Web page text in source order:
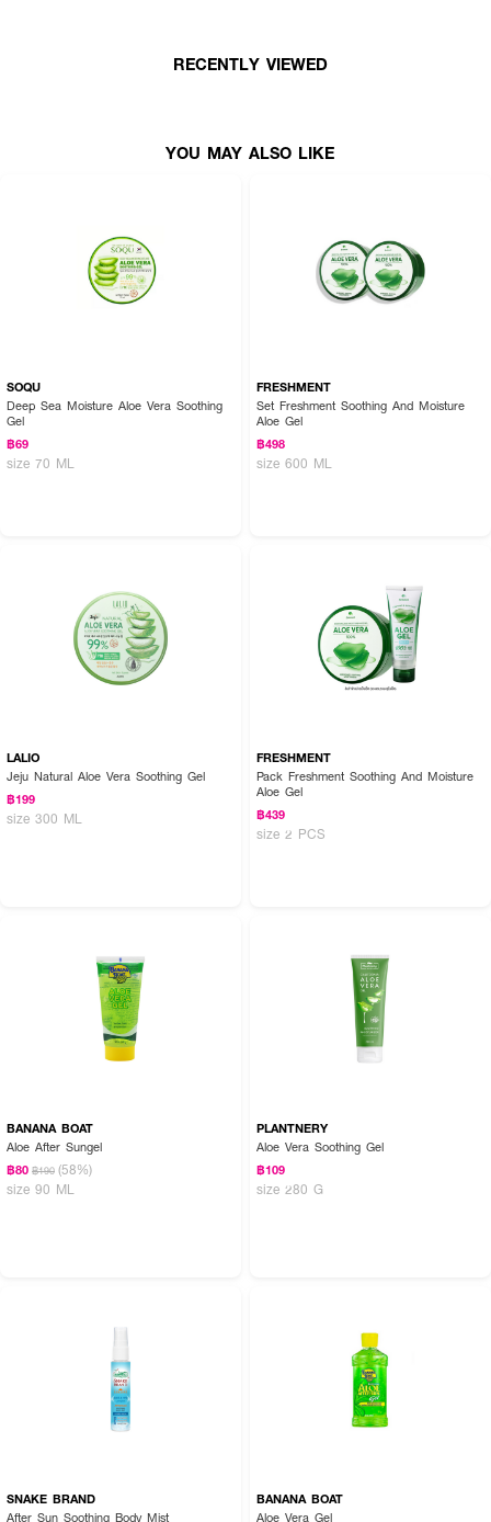
● เติมชุ่มชื้นทันที ปรับสภาพสมดุลผิว โดยไม่ทิ้งความมันเหนอะหนะ ใช้เป็นมอยซ์
เจอร์ได้
● ฟื้นฟูผิวเสีย ช่วยบำรุงผิวให้เนียนนุ่มกักเก็บความชุ่มชื้นได้ยาวนาน ให้ผิวรู้สึกเย็น
● ปราศจากน้ำมัน พาราเบน จึงไม่อุดตัน
● ใช้ได้ทั้งผิวหน้า ผิวกาย และผม
● ขนาดสินค้า (กว้างxยาวxสูง) : 10.5x10.5x5.5 ซม.
ผิวกาย และผม ทาบ่อยได้ตามต้องการ ช่วยฟื้นบำรุงผิว ลดการระคายเคือง มอบ
ความชุ่มชื้น ให้ผิวดูเรียบเนียน ได้ทุกสถานการณ์
RECENTLY VIEWED
YOU MAY ALSO LIKE
SOQU
Deep Sea Moisture Aloe Vera Soothing
Gel
฿69
size 70 ML
FRESHMENT
Set Freshment Soothing And Moisture
Aloe Gel
฿498
size 600 ML
LALIO
Jeju Natural Aloe Vera Soothing Gel
฿199
size 300 ML
FRESHMENT
Pack Freshment Soothing And Moisture
Aloe Gel
฿439
size 2 PCS
BANANA BOAT
Aloe After Sungel
฿80 ฿190 (58%)
size 90 ML
PLANTNERY
Aloe Vera Soothing Gel
฿109
size 280 G
SNAKE BRAND
After Sun Soothing Body Mist
BANANA BOAT
Aloe Vera Gel